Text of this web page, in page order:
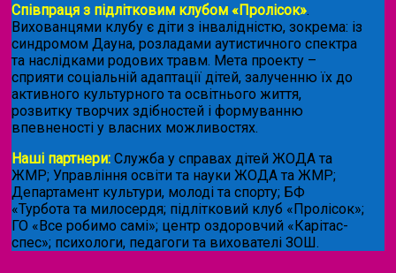
Співпраця з підлітковим клубом «Пролісок».
Вихованцями клубу є діти з інвалідністю, зокрема: із
синдромом Дауна, розладами аутистичного спектра
та наслідками родових травм. Мета проекту –
сприяти соціальній адаптації дітей, залученню їх до
активного культурного та освітнього життя,
розвитку творчих здібностей і формуванню
впевненості у власних можливостях.
Наші партнери: Служба у справах дітей ЖОДА та
ЖМР; Управління освіти та науки ЖОДА та ЖМР;
Департамент культури, молоді та спорту; БФ
«Турбота та милосердя; підлітковий клуб «Пролісок»;
ГО «Все робимо самі»; центр оздоровчий «Карітас-
спес»; психологи, педагоги та вихователі ЗОШ.